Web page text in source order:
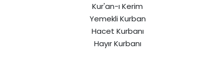
Kur'an-ı Kerim
Yemekli Kurban
Hacet Kurbanı
Hayır Kurbanı